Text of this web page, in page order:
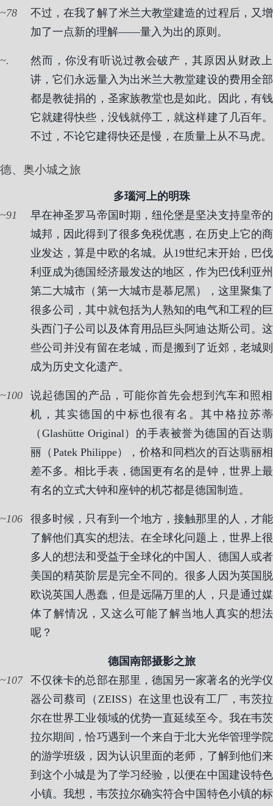
78
不过，在我了解了米兰大教堂建造的过程后，又增
加了一点新的理解——量入为出的原则。
.
然而，你没有听说过教会破产，其原因从财政上
讲，它们永远量入为出米兰大教堂建设的费用全部
都是教徒捐的，圣家族教堂也是如此。因此，有钱
它就建得快些，没钱就停工，就这样建了几百年。
不过，不论它建得快还是慢，在质量上从不马虎。
德、奥小城之旅
多瑙河上的明珠
91
早在神圣罗马帝国时期，纽伦堡是坚决支持皇帝的
城邦，因此得到了很多免税优惠，在历史上它的商
业发达，算是中欧的名城。从19世纪末开始，巴伐
利亚成为德国经济最发达的地区，作为巴伐利亚州
第二大城市（第一大城市是慕尼黑），这里聚集了
很多公司，其中就包括为人熟知的电气和工程的巨
头西门子公司以及体育用品巨头阿迪达斯公司。这
些公司并没有留在老城，而是搬到了近郊，老城则
成为历史文化遗产。
100
说起德国的产品，可能你首先会想到汽车和照相
机，其实德国的中标也很有名。其中格拉苏蒂
（Glashütte Original）的手表被誉为德国的百达翡
丽（Patek Philippe），价格和同档次的百达翡丽相
差不多。相比手表，德国更有名的是钟，世界上最
有名的立式大钟和座钟的机芯都是德国制造。
106
很多时候，只有到一个地方，接触那里的人，才能
了解他们真实的想法。在全球化问题上，世界上很
多人的想法和受益于全球化的中国人、德国人或者
美国的精英阶层是完全不同的。很多人因为英国脱
欧说英国人愚蠢，但是远隔万里的人，只是通过媒
体了解情况，又这么可能了解当地人真实的想法
呢？
德国南部摄影之旅
107
不仅徕卡的总部在那里，德国另一家著名的光学仪
器公司蔡司（ZEISS）在这里也设有工厂，韦茨拉
尔在世界工业领域的优势一直延续至今。我在韦茨
拉尔期间，恰巧遇到一个来自于北大光华管理学院
的游学班级，因为认识里面的老师，了解到他们来
到这个小城是为了学习经验，以便在中国建设特色
小镇。我想，韦茨拉尔确实符合中国特色小镇的标